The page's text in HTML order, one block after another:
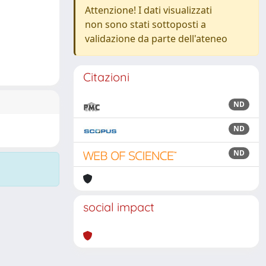
Attenzione! I dati visualizzati
non sono stati sottoposti a
validazione da parte dell'ateneo
Citazioni
ND
ND
ND
social impact